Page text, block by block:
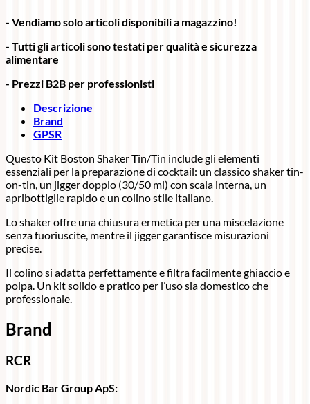
- Vendiamo solo articoli disponibili a magazzino!
- Tutti gli articoli sono testati per qualità e sicurezza
alimentare
- Prezzi B2B per professionisti
Descrizione
Brand
GPSR
Questo Kit Boston Shaker Tin/Tin include gli elementi
essenziali per la preparazione di cocktail: un classico shaker tin-
on-tin, un jigger doppio (30/50 ml) con scala interna, un
apribottiglie rapido e un colino stile italiano.
Lo shaker offre una chiusura ermetica per una miscelazione
senza fuoriuscite, mentre il jigger garantisce misurazioni
precise.
Il colino si adatta perfettamente e filtra facilmente ghiaccio e
polpa. Un kit solido e pratico per l’uso sia domestico che
professionale.
Brand
RCR
Nordic Bar Group ApS: